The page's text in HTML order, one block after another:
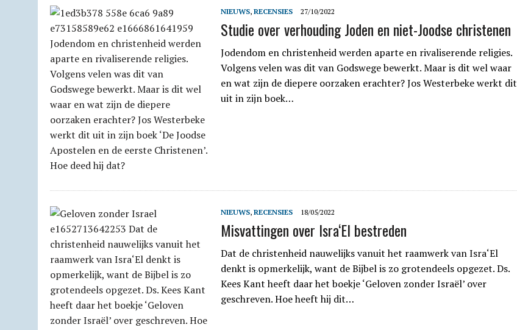
NIEUWS, RECENSIES 27/10/2022
Studie over verhouding Joden en niet-Joodse christenen
Jodendom en christenheid werden aparte en rivaliserende religies.
Volgens velen was dit van Godswege bewerkt. Maar is dit wel waar
en wat zijn de diepere oorzaken erachter? Jos Westerbeke werkt dit
uit in zijn boek…
NIEUWS, RECENSIES 18/05/2022
Misvattingen over Isra‘El bestreden
Dat de christenheid nauwelijks vanuit het raamwerk van Isra‘El
denkt is opmerkelijk, want de Bijbel is zo grotendeels opgezet. Ds.
Kees Kant heeft daar het boekje ‘Geloven zonder Israël’ over
geschreven. Hoe heeft hij dit…